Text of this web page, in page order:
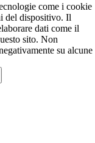
come i cookie
del dispositivo. Il
dati come il
sito. Non
su alcune